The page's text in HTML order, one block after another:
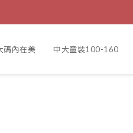
碼內在美 中大童裝100-160